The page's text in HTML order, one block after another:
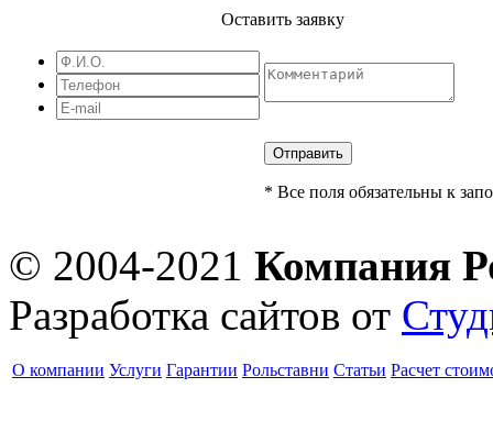
Оставить заявку
* Все поля обязательны к
© 2004-2021 Компания
Разработка сайтов от
О компании Услуги Гарантии Рольставни Статьи Расчет